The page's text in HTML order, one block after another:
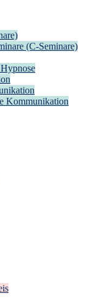
(C-Seminare)
Kommunikation